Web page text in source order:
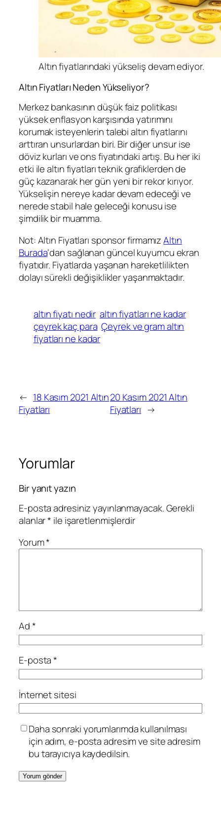
Altın fiyatlarındaki yükseliş devam ediyor.
Altın Fiyatları Neden Yükseliyor?
Merkez bankasının düşük faiz politikası
yüksek enflasyon karşısında yatırımını
korumak isteyenlerin talebi altın fiyatlarını
arttıran unsurlardan biri. Bir diğer unsur ise
döviz kurları ve ons fiyatındaki artış. Bu her iki
etki ile altın fiyatları teknik grafiklerden de
güç kazanarak her gün yeni bir rekor kırıyor.
Yükselişin nereye kadar devam edeceği ve
nerede stabil hale geleceği konusu ise
şimdilik bir muamma.
Not: Altın Fiyatları sponsor firmamızAltın
Burada‘dan sağlanan güncel kuyumcu ekran
fiyatıdır. Fiyatlarda yaşanan hareketlilikten
dolayı sürekli değişiklikler yaşanmaktadır.
altın fiyatı nedir altın fiyatları ne kadar
çeyrek kaç para Çeyrek ve gram altın
fiyatları ne kadar
← 18 Kasım 2021 Altın
Fiyatları
20 Kasım 2021 Altın
Fiyatları →
Yorumlar
Bir yanıt yazın
E-posta adresiniz yayınlanmayacak.Gerekli
alanlar* ile işaretlenmişlerdir
Yorum*
Ad*
E-posta*
İnternet sitesi
Daha sonraki yorumlarımda kullanılması
için adım, e-posta adresim ve site adresim
bu tarayıcıya kaydedilsin.